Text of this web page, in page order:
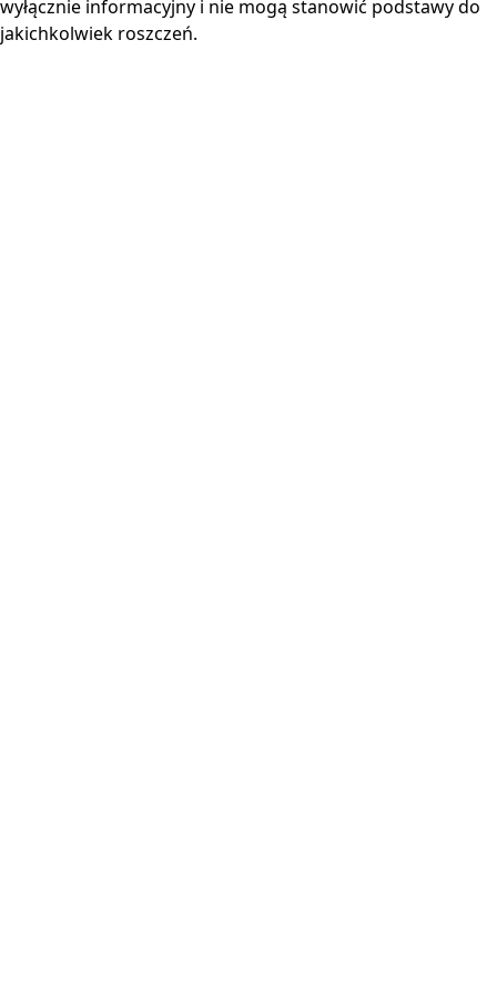
wyłącznie informacyjny i nie mogą stanowić podstawy do
jakichkolwiek roszczeń.